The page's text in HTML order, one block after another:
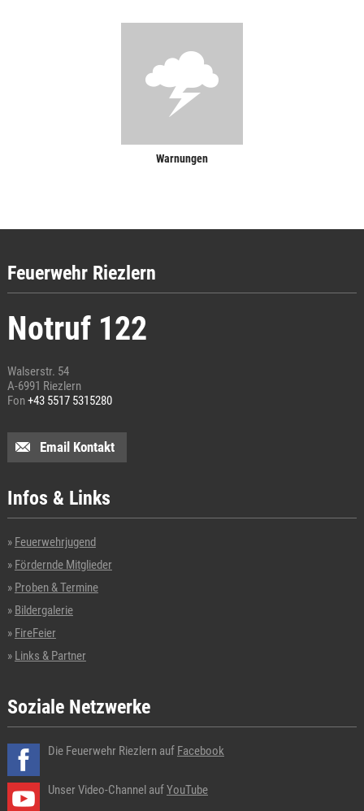
Warnungen
Feuerwehr Riezlern
Notruf 122
Walserstr. 54
A-6991 Riezlern
Fon+43 5517 5315280
Email Kontakt
Infos & Links
Feuerwehrjugend
Fördernde Mitglieder
Proben & Termine
Bildergalerie
FireFeier
Links & Partner
Soziale Netzwerke
Die Feuerwehr Riezlern auf Facebook
Unser Video-Channel aufYouTube